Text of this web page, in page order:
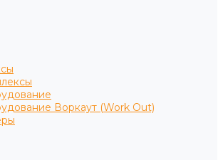
Воркаут (Work Out)